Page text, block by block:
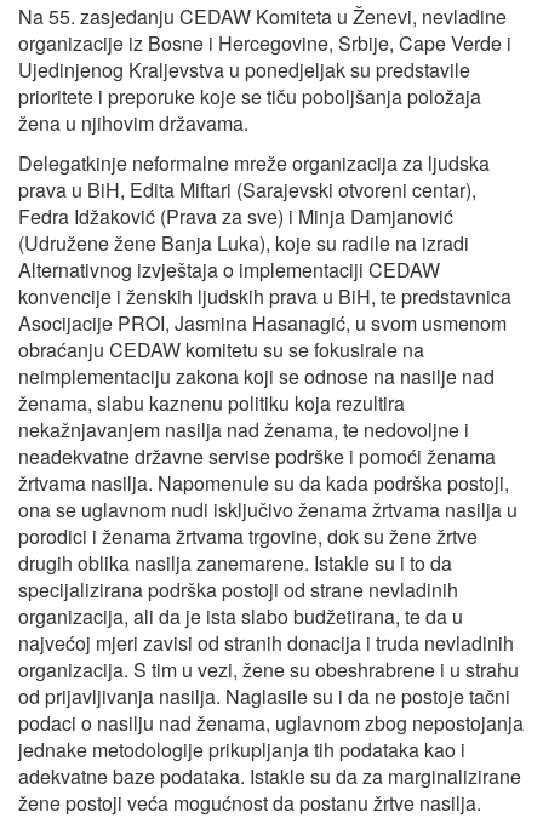
Na 55. zasjedanju CEDAW Komiteta u Ženevi, nevladine
organizacije iz Bosne i Hercegovine, Srbije, Cape Verde i
Ujedinjenog Kraljevstva u ponedjeljak su predstavile
prioritete i preporuke koje se tiču poboljšanja položaja
žena u njihovim državama.
Delegatkinje neformalne mreže organizacija za ljudska
prava u BiH, Edita Miftari (Sarajevski otvoreni centar),
Fedra Idžaković (Prava za sve) i Minja Damjanović
(Udružene žene Banja Luka), koje su radile na izradi
Alternativnog izvještaja o implementaciji CEDAW
konvencije i ženskih ljudskih prava u BiH, te predstavnica
Asocijacije PROI, Jasmina Hasanagić, u svom usmenom
obraćanju CEDAW komitetu su se fokusirale na
neimplementaciju zakona koji se odnose na nasilje nad
ženama, slabu kaznenu politiku koja rezultira
nekažnjavanjem nasilja nad ženama, te nedovoljne i
neadekvatne državne servise podrške i pomoći ženama
žrtvama nasilja. Napomenule su da kada podrška postoji,
ona se uglavnom nudi isključivo ženama žrtvama nasilja u
porodici i ženama žrtvama trgovine, dok su žene žrtve
drugih oblika nasilja zanemarene. Istakle su i to da
specijalizirana podrška postoji od strane nevladinih
organizacija, ali da je ista slabo budžetirana, te da u
najvećoj mjeri zavisi od stranih donacija i truda nevladinih
organizacija. S tim u vezi, žene su obeshrabrene i u strahu
od prijavljivanja nasilja. Naglasile su i da ne postoje tačni
podaci o nasilju nad ženama, uglavnom zbog nepostojanja
jednake metodologije prikupljanja tih podataka kao i
adekvatne baze podataka. Istakle su da za marginalizirane
žene postoji veća mogućnost da postanu žrtve nasilja.